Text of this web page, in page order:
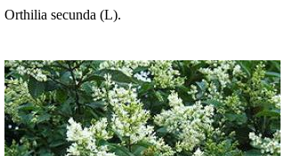
Orthilia secunda (L).